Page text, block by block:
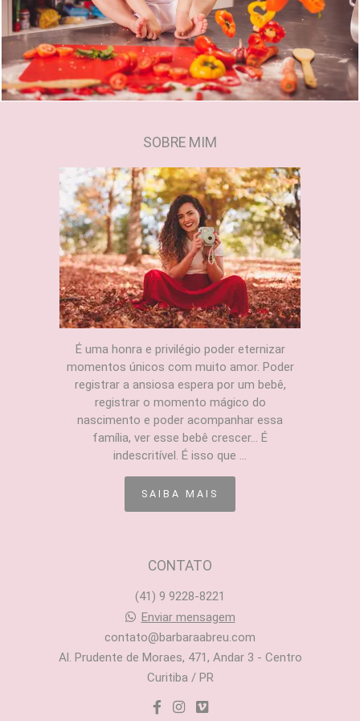
1352 0
SOBRE MIM
É uma honra e privilégio poder eternizar
momentos únicos com muito amor. Poder
registrar a ansiosa espera por um bebê,
registrar o momento mágico do
nascimento e poder acompanhar essa
família, ver esse bebê crescer... É
indescritível. É isso que ...
SAIBA MAIS
CONTATO
(41) 9 9228-8221
Enviar mensagem
contato@barbaraabreu.com
Al. Prudente de Moraes, 471, Andar 3 - Centro
Curitiba / PR